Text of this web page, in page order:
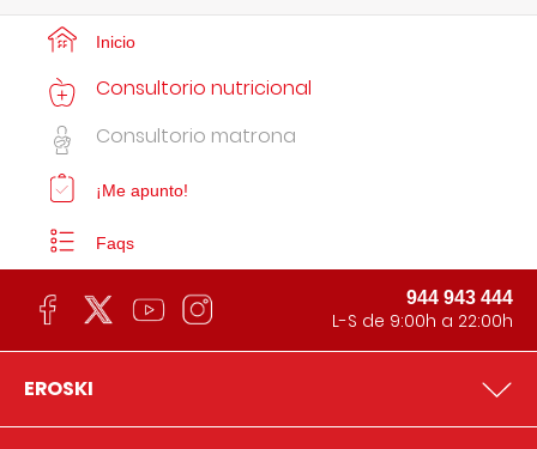
Inicio
Consultorio nutricional
Consultorio matrona
¡Me apunto!
Faqs
944 943 444
L-S de 9:00h a 22:00h
EROSKI